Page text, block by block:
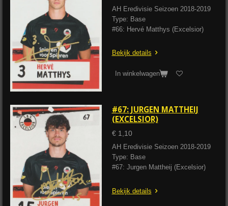
AH Eredivisie Seizoen 2018-2019
Type: Base
#66: Hervé Matthys (Excelsior)
Bekijk details
In winkelwagen
#67: JURGEN MATTHEIJ
(EXCELSIOR)
€ 1,10
AH Eredivisie Seizoen 2018-2019
Type: Base
#67: Jurgen Mattheij (Excelsior)
Bekijk details